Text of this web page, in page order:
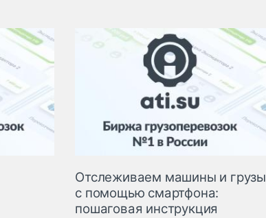
Отслеживаем машины и грузы
с помощью смартфона:
пошаговая инструкция